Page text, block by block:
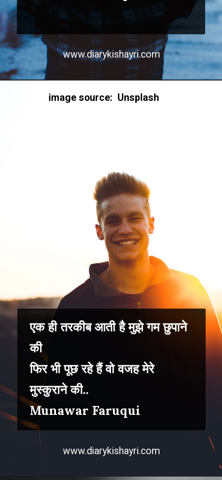
www.diarykishayri.com
एक ही तरकीब आती है मुझे गम छुपाने
की
फिर भी पूछ रहे हैं वो वजह मेरे
मुस्कुराने की..
Munawar Faruqui
www.diarykishayri.com
image source: Unsplash